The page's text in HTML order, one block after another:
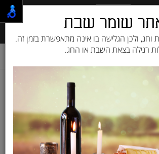
פטה כבד ועוף
שומר שבת
ולכן הגלישה בו אינה מתאפשרת בזמן זה.
רגילה בצאת השבת או החג.